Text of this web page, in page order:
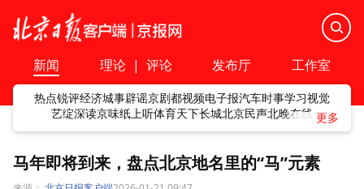
新闻 理论 | 评论 发布厅 工作室
热点锐评经济城事辟谣京剧都视频电子报汽车时事学习视觉
艺绽深读京味纸上听体育天下长城北京民声北晚在线
马年即将到来，盘点北京地名里的“马”元素